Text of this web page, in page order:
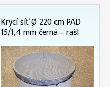
Krycí síť Ø 220 cm PAD
15/1,4 mm černá – rašl